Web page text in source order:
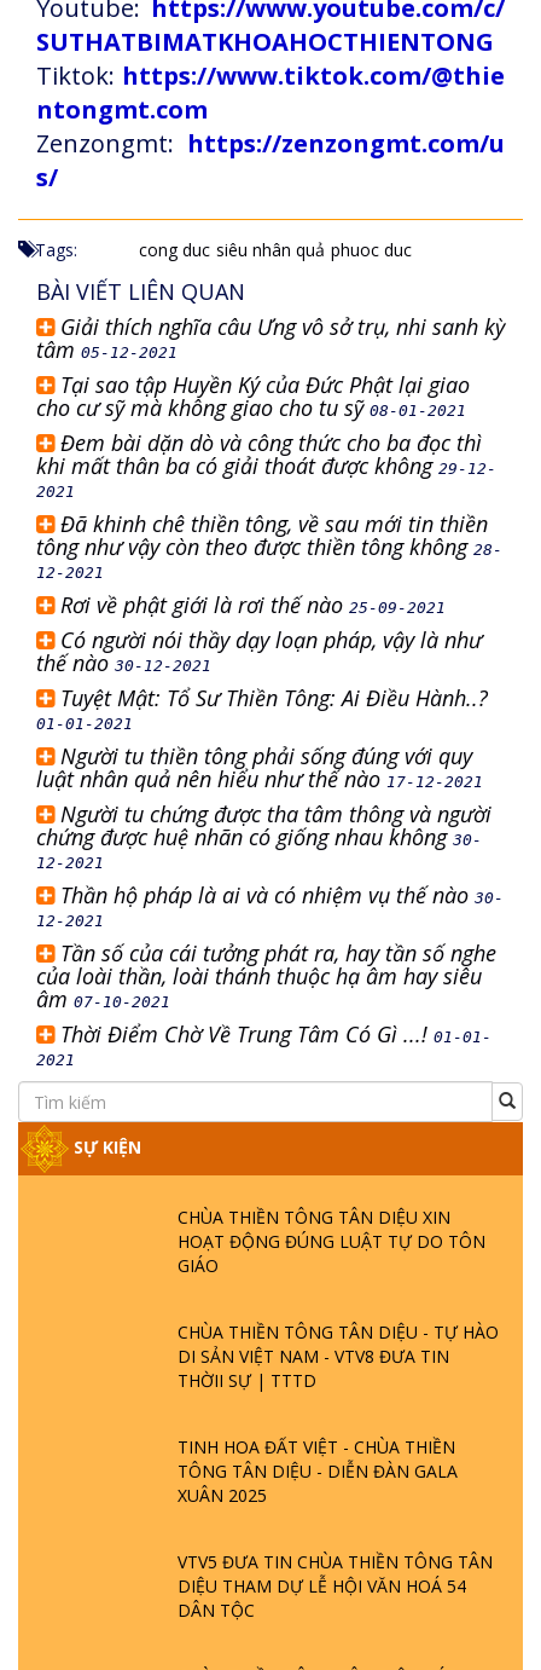
Youtube: https://www.youtube.com/c/
SUTHATBIMATKHOAHOCTHIENTONG
Tiktok: https://www.tiktok.com/@thie
ntongmt.com
Zenzongmt: https://zenzongmt.com/u
s/
Tags: cong duc siêu nhân quả phuoc duc
BÀI VIẾT LIÊN QUAN
Giải thích nghĩa câu Ưng vô sở trụ, nhi sanh kỳ
tâm 05-12-2021
Tại sao tập Huyền Ký của Đức Phật lại giao
cho cư sỹ mà không giao cho tu sỹ 08-01-2021
Đem bài dặn dò và công thức cho ba đọc thì
khi mất thân ba có giải thoát được không 29-12-
2021
Đã khinh chê thiền tông, về sau mới tin thiền
tông như vậy còn theo được thiền tông không 28-
12-2021
Rơi về phật giới là rơi thế nào 25-09-2021
Có người nói thầy dạy loạn pháp, vậy là như
thế nào 30-12-2021
Tuyệt Mật: Tổ Sư Thiền Tông: Ai Điều Hành..?
01-01-2021
Người tu thiền tông phải sống đúng với quy
luật nhân quả nên hiểu như thế nào 17-12-2021
Người tu chứng được tha tâm thông và người
chứng được huệ nhãn có giống nhau không30-
12-2021
Thần hộ pháp là ai và có nhiệm vụ thế nào 30-
12-2021
Tần số của cái tưởng phát ra, hay tần số nghe
của loài thần, loài thánh thuộc hạ âm hay siêu
âm 07-10-2021
Thời Điểm Chờ Về Trung Tâm Có Gì ...! 01-01-
2021
SỰ KIỆN
CHÙA THIỀN TÔNG TÂN DIỆU XIN
HOẠT ĐỘNG ĐÚNG LUẬT TỰ DO TÔN
GIÁO
CHÙA THIỀN TÔNG TÂN DIỆU - TỰ HÀO
DI SẢN VIỆT NAM - VTV8 ĐƯA TIN
THỜII SỰ | TTTD
TINH HOA ĐẤT VIỆT - CHÙA THIỀN
TÔNG TÂN DIỆU - DIỄN ĐÀN GALA
XUÂN 2025
VTV5 ĐƯA TIN CHÙA THIỀN TÔNG TÂN
DIỆU THAM DỰ LỄ HỘI VĂN HOÁ 54
DÂN TỘC